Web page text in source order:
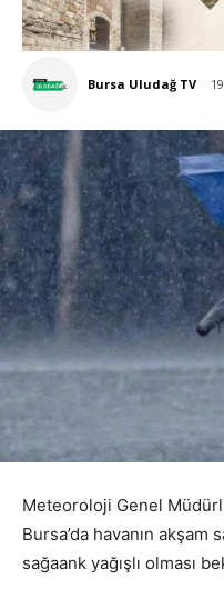
Bursa Uludağ TV
Meteoroloji Genel
Bursa’da havanın
sağaank yağışlı olması